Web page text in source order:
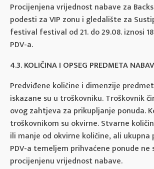
Procijenjena vrijednost nabave za
podesti za VIP zonu i gledalište za
festival festival od 21. do 29.08. iznosi
PDV-a.
4.3. KOLIČINA I OPSEG PREDMETA
Predviđene količine i dimenzije
iskazane su u troškovniku. Troškovnik
ovog zahtjeva za prikupljanje ponuda.
troškovnikom su okvirne. Stvarne
ili manje od okvirne količine, ali ukupna
PDV-a temeljem prihvaćene ponude
procijenjenu vrijednost nabave.